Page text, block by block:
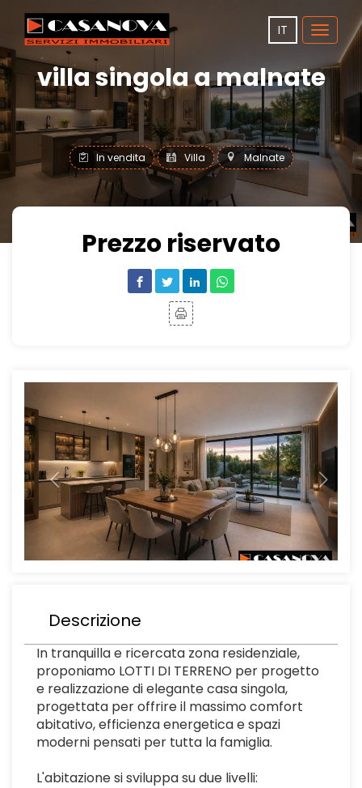
Toggle
IT
villa singola a malnate
In vendita Villa Malnate
Prezzo riservato
Next
Descrizione
In tranquilla e ricercata zona residenziale,
proponiamo LOTTI DI TERRENO per progetto
e realizzazione di elegante casa singola,
progettata per offrire il massimo comfort
abitativo, efficienza energetica e spazi
moderni pensati per tutta la famiglia.
L'abitazione si sviluppa su due livelli: